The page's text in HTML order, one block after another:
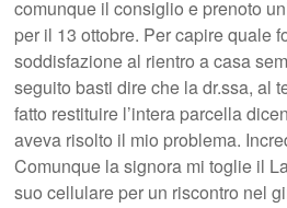
comunque il consiglio e prenoto
per il 13 ottobre. Per capire quale
soddisfazione al rientro a casa
seguito basti dire che la dr.ssa, al
fatto restituire l’intera parcella
aveva risolto il mio problema.
Comunque la signora mi toglie il
suo cellulare per un riscontro nel